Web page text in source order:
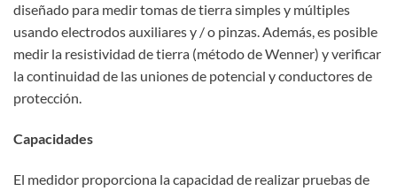
diseñado para medir tomas de tierra simples y múltiples
usando electrodos auxiliares y / o pinzas. Además, es posible
medir la resistividad de tierra (método de Wenner) y verificar
la continuidad de las uniones de potencial y conductores de
protección.
Capacidades
El medidor proporciona la capacidad de realizar pruebas de